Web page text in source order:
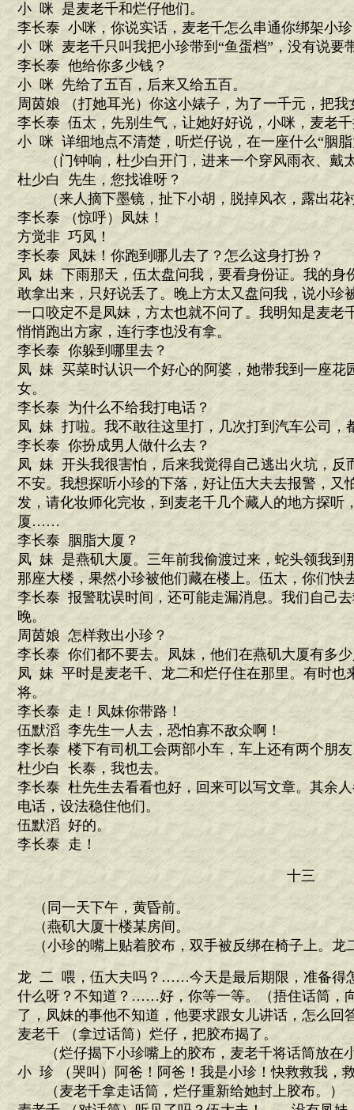
小 咪 是麦老千和烂仔他们。
李长泰 小咪，你说实话，麦老千怎么串通你绑架小
小 咪 麦老千只叫我把小珍带到“鱼蛋档”，没有说要
李长泰 他给你多少钱？
小 咪 先给了五百，后来又给五百。
周茵娘 （打她耳光）你这小婊子，为了一千元，把我
李长泰 伍太，先别生气，让她好好说，小咪，麦老
小 咪 详细地点不清楚，听烂仔说，在一座什么“胭脂
（门钟响，杜少白开门，进来一个穿风雨衣、戴
杜少白 先生，您找谁呀？
（来人摘下墨镜，扯下小胡，脱掉风衣，露出花
李长泰 （惊呼）凤妹！
方觉非 巧凤！
李长泰 凤妹！你跑到哪儿去了？怎么这身打扮？
凤 妹 下雨那天，伍太盘问我，要看身份证。我的身
敢拿出来，只好说丢了。晚上方太又盘问我，说小珍
一口咬定不是凤妹，方太也就不问了。我明知是麦老
悄悄跑出方家，连行李也没有拿。
李长泰 你躲到哪里去？
凤 妹 买菜时认识一个好心的阿婆，她带我到一座花
女。
李长泰 为什么不给我打电话？
凤 妹 打啦。我不敢往这里打，几次打到汽车公司，
李长泰 你扮成男人做什么去？
凤 妹 开头我很害怕，后来我觉得自己逃出火坑，反
不安。我想探听小珍的下落，好让伍大夫去报警，又
发，请化妆师化完妆，到麦老千几个藏人的地方探听
厦……
李长泰 胭脂大厦？
凤 妹 是燕矶大厦。三年前我偷渡过来，蛇头领我到
那座大楼，果然小珍被他们藏在楼上。伍太，你们快
李长泰 报警耽误时间，还可能走漏消息。我们自己
晚。
周茵娘 怎样救出小珍？
李长泰 你们都不要去。凤妹，他们在燕矶大厦有多
凤 妹 平时是麦老千、龙二和烂仔住在那里。有时也
将。
李长泰 走！凤妹你带路！
伍默滔 李先生一人去，恐怕寡不敌众啊！
李长泰 楼下有司机工会两部小车，车上还有两个朋
杜少白 长泰，我也去。
李长泰 杜先生去看看也好，回来可以写文章。其余
电话，设法稳住他们。
伍默滔 好的。
李长泰 走！
十三
（同一天下午，黄昏前。
（燕矶大厦十楼某房间。
（小珍的嘴上贴着胶布，双手被反绑在椅子上。龙
龙 二 喂，伍大夫吗？……今天是最后期限，准备
什么呀？不知道？……好，你等一等。（捂住话筒，
了，凤妹的事他不知道，他要求跟女儿讲话，怎么回
麦老千 （拿过话筒）烂仔，把胶布揭了。
（烂仔揭下小珍嘴上的胶布，麦老千将话筒放在
小 珍 （哭叫）阿爸！阿爸！我是小珍！快救救我，
（麦老千拿走话筒，烂仔重新给她封上胶布。）